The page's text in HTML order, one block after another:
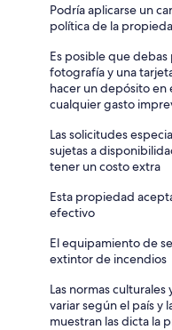
Podría aplicarse un
política de la
Es posible que
fotografía y una
hacer un depósito
cualquier gasto
Las solicitudes
sujetas a
tener un costo extra
Esta propiedad
efectivo
El equipamiento de
extintor de incendios
Las normas
variar según el país y
muestran las dicta la